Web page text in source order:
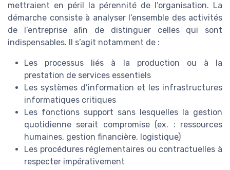
mettraient en péril la pérennité de l’organisation. La
démarche consiste à analyser l’ensemble des activités
de l’entreprise afin de distinguer celles qui sont
indispensables. Il s’agit notamment de :
Les processus liés à la production ou à la
prestation de services essentiels
Les systèmes d’information et les infrastructures
informatiques critiques
Les fonctions support sans lesquelles la gestion
quotidienne serait compromise (ex. : ressources
humaines, gestion financière, logistique)
Les procédures réglementaires ou contractuelles à
respecter impérativement